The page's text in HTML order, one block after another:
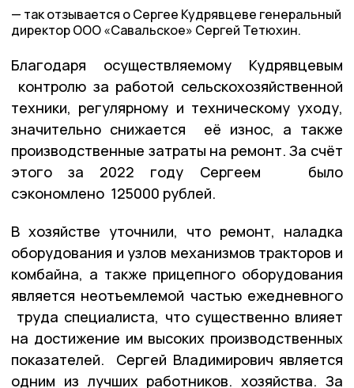
так отзывается о Сергее Кудрявцеве генеральный
директор ООО «Савальское» Сергей Тетюхин.
Благодаря осуществляемому Кудрявцевым
контролю за работой сельскохозяйственной
техники, регулярному и техническому уходу,
значительно снижается её износ, а также
производственные затраты на ремонт. За счёт
этого за 2022 году Сергеем было
сэкономлено 125000 рублей.
В хозяйстве уточнили, что ремонт, наладка
оборудования и узлов механизмов тракторов и
комбайна, а также прицепного оборудования
является неотъемлемой частью ежедневного
труда специалиста, что существенно влияет
на достижение им высоких производственных
показателей. Сергей Владимирович является
одним из лучших работников. хозяйства. За